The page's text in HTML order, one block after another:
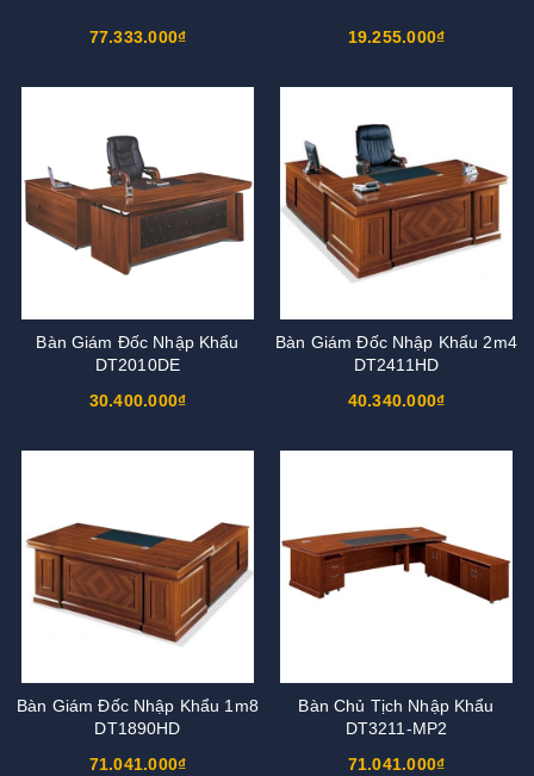
77.333.000₫ 19.255.000₫
Bàn Giám Đốc Nhập Khẩu
DT2010DE
30.400.000₫
Bàn Giám Đốc Nhập Khẩu 2m4
DT2411HD
40.340.000₫
Bàn Giám Đốc Nhập Khẩu 1m8
DT1890HD
71.041.000₫
Bàn Chủ Tịch Nhập Khẩu
DT3211-MP2
71.041.000₫